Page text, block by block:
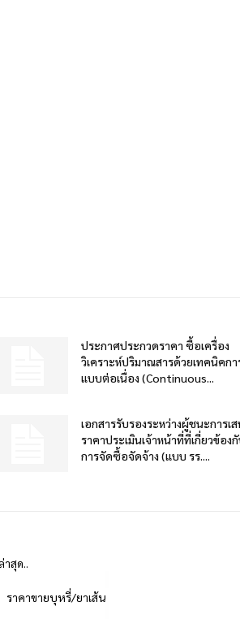
ประกาศประกวดราคา ซื้อเครื่อง
วิเคราะห์ปริมาณสารด้วยเทคนิคกา
แบบต่อเนื่อง (Continuous...
เอกสารรับรองระหว่างผู้ชนะการเ
ราคาประเมินเจ้าหน้าที่ที่เกี่ยวข้อง
การจัดซื้อจัดจ้าง (แบบ รร....
าสุด..
ราคาขายบุหรี่/ยาเส้น